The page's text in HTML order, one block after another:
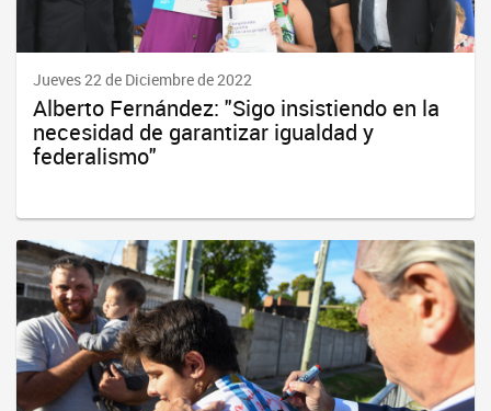
Jueves 22 de Diciembre de 2022
Alberto Fernández: "Sigo insistiendo en la
necesidad de garantizar igualdad y
federalismo"